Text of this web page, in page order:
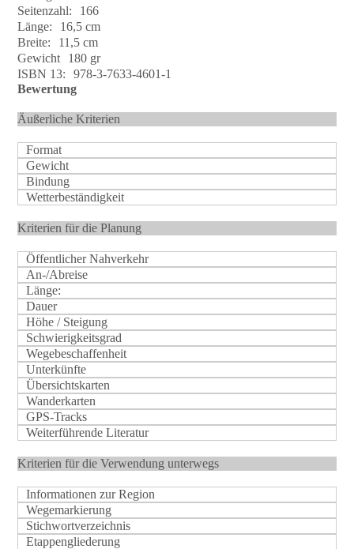
Seitenzahl:
166
Länge:
16,5 cm
Breite:
11,5 cm
Gewicht
180 gr
ISBN 13:
978-3-7633-4601-1
Bewertung
Äußerliche Kriterien
Format
Gewicht
Bindung
Wetterbeständigkeit
Kriterien für die Planung
Öffentlicher Nahverkehr
An-/Abreise
Länge:
Dauer
Höhe / Steigung
Schwierigkeitsgrad
Wegebeschaffenheit
Unterkünfte
Übersichtskarten
Wanderkarten
GPS-Tracks
Weiterführende Literatur
Kriterien für die Verwendung unterwegs
Informationen zur Region
Wegemarkierung
Stichwortverzeichnis
Etappengliederung